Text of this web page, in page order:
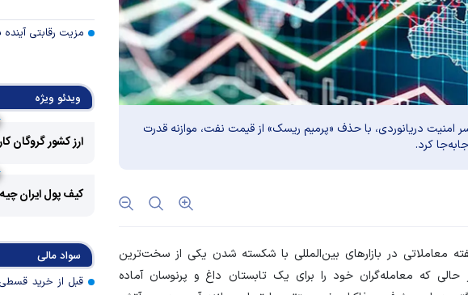
امنیت دریانوردی، با حذف «پرمیم ریسک» از قیمت نفت، موازنه قدرت
کرد.
معاملاتی در بازارهای بین‌المللی با شکسته شدن یکی از سخت‌ترین
که معامله‌گران خود را برای یک تابستان داغ و پرنوسان آماده
مزیت رقابتی
امنیت دریایی به
کدام گروه‌های
رویه جدید ارز
جزئیات
تسعیر ارز واردات
ناشی از جنگ ایران
طلا در محاصره
ویدئو ویژه
ارز کشور گروگان
کیف پول ایران
سواد مالی